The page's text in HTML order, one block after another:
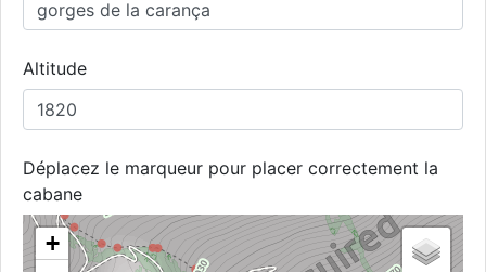
Altitude
Déplacez le marqueur pour placer correctement la
cabane
+